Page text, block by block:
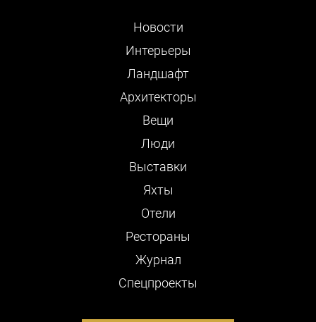
Новости
Интерьеры
Ландшафт
Архитекторы
Вещи
Люди
Выставки
Яхты
Отели
Рестораны
Журнал
Cпецпроекты